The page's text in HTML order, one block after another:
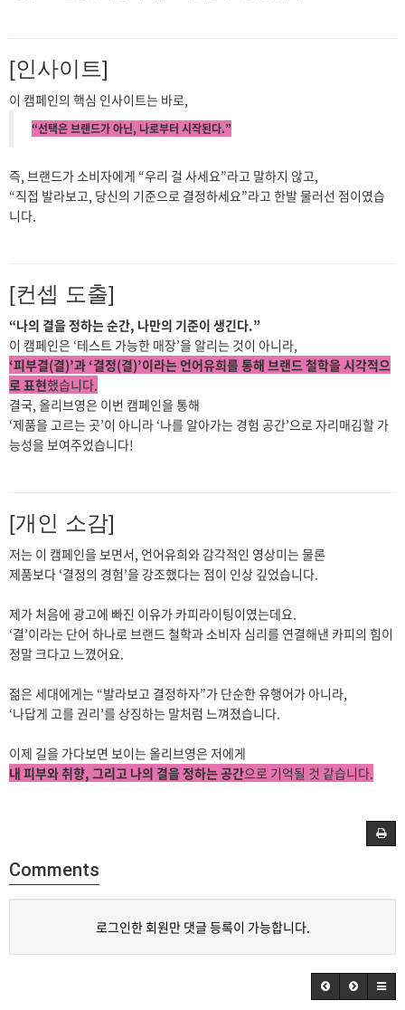
[인사이트]
이 캠페인의 핵심 인사이트는 바로,
“선택은 브랜드가 아닌, 나로부터 시작된다.”
즉, 브랜드가 소비자에게 “우리 걸 사세요”라고 말하지 않고,
“직접 발라보고, 당신의 기준으로 결정하세요”라고 한발 물러선 점이였습
니다.
[컨셉 도출]
“나의 결을 정하는 순간, 나만의 기준이 생긴다.”
이 캠페인은 ‘테스트 가능한 매장’을 알리는 것이 아니라,
‘피부결(결)’과 ‘결정(결)’이라는 언어유희를 통해 브랜드 철학을 시각적으
로 표현했습니다.
결국, 올리브영은 이번 캠페인을 통해
‘제품을 고르는 곳’이 아니라 ‘나를 알아가는 경험 공간’으로 자리매김할 가
능성을 보여주었습니다!
[개인 소감]
저는 이 캠페인을 보면서, 언어유희와 감각적인 영상미는 물론
제품보다 ‘결정의 경험’을 강조했다는 점이 인상 깊었습니다.
제가 처음에 광고에 빠진 이유가 카피라이팅이였는데요.
‘결’이라는 단어 하나로 브랜드 철학과 소비자 심리를 연결해낸 카피의 힘이
정말 크다고 느꼈어요.
젊은 세대에게는 “발라보고 결정하자”가 단순한 유행어가 아니라,
‘나답게 고를 권리’를 상징하는 말처럼 느껴졌습니다.
이제 길을 가다보면 보이는 올리브영은 저에게
내 피부와 취향, 그리고 나의 결을 정하는 공간으로 기억될 것 같습니다.
Comments
로그인한 회원만 댓글 등록이 가능합니다.